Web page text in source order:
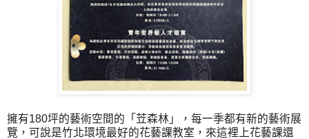
擁有180坪的藝術空間的 「 苙森林 」
，每一季都有新的藝術展
覽，可說是竹北環境最好的花藝課教室，來這裡上花藝課還